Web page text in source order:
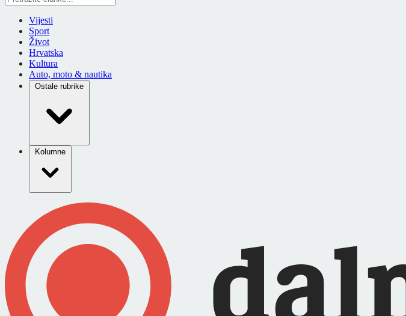
Vijesti
Sport
Život
Hrvatska
Kultura
Auto, moto & nautika
Ostale rubrike
Kolumne